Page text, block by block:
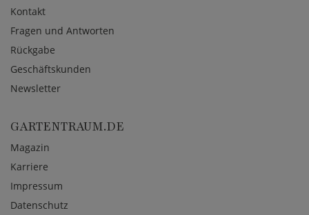
Kontakt
Fragen und Antworten
Rückgabe
Geschäftskunden
Newsletter
GARTENTRAUM.DE
Magazin
Karriere
Impressum
Datenschutz